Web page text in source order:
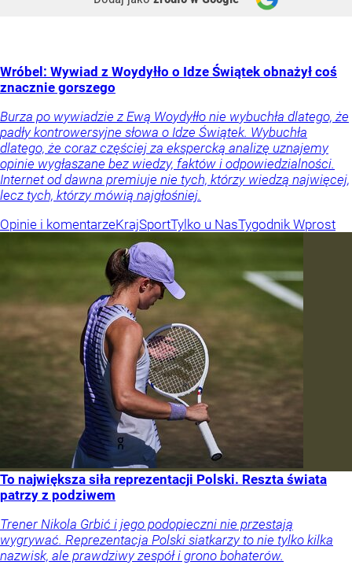
Wróbel: Wywiad z Woydyłło o Idze Świątek obnażył coś
znacznie gorszego
Burza po wywiadzie z Ewą Woydyłło nie wybuchła dlatego, że
padły kontrowersyjne słowa o Idze Świątek. Wybuchła
dlatego, że coraz częściej za ekspercką analizę uznajemy
opinie wygłaszane bez wiedzy, faktów i odpowiedzialności.
Internet od dawna premiuje nie tych, którzy wiedzą najwięcej,
lecz tych, którzy mówią najgłośniej.
Opinie i komentarzeKrajSportTylko u NasTygodnik Wprost
To największa siła reprezentacji Polski. Reszta świata
patrzy z podziwem
Trener Nikola Grbić i jego podopieczni nie przestają
wygrywać. Reprezentacja Polski siatkarzy to nie tylko kilka
nazwisk, ale prawdziwy zespół i grono bohaterów.